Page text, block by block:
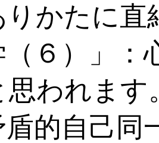
りかたに
（６）」
思われます
盾的自己